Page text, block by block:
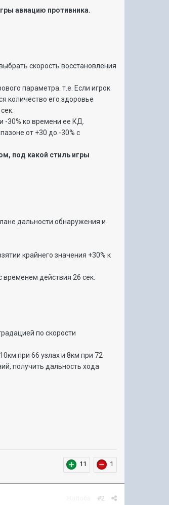
авиацию противника.
скорость восстановления
параметра. т.е. Если игрок
количество его здоровье
-30% ко времени ее КД.
от +30 до -30% с
под какой стиль игры
дальности обнаружения и
крайнего значения +30% к
действия 26 сек.
по скорости
при 66 узлах и 8км при 72
получить дальность хода
11 1
#2